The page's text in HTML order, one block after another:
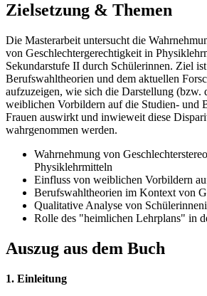
Zielsetzung & Themen
Die Masterarbeit untersucht die
von Geschlechtergerechtigkeit in
Sekundarstufe II durch Schülerinnen. Ziel
Berufswahltheorien und dem aktuellen
aufzuzeigen, wie sich die Darstellung (bzw.
weiblichen Vorbildern auf die Studien- und
Frauen auswirkt und inwieweit diese
wahrgenommen werden.
Wahrnehmung von
Physiklehrmitteln
Einfluss von weiblichen Vorbildern
Berufswahltheorien im Kontext von
Qualitative Analyse von
Rolle des "heimlichen Lehrplans" in
Auszug aus dem Buch
1. Einleitung